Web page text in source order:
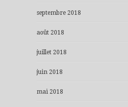
septembre 2018
août 2018
juillet 2018
juin 2018
mai 2018